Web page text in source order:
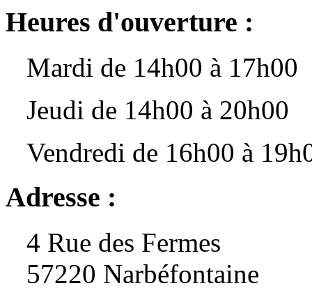
Heures d'ouverture :
Mardi de 14h00 à 17h00
Jeudi de 14h00 à 20h00
Vendredi de 16h00 à
Adresse :
4 Rue des Fermes
57220 Narbéfontaine